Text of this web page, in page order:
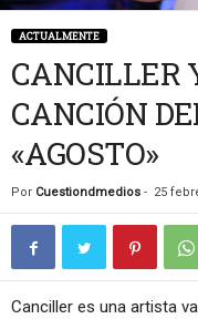
ACTUALMENTE
CANCILLER
CANCIÓN
«AGOSTO»
Por Cuestiondmedios - 25
Canciller es una artista